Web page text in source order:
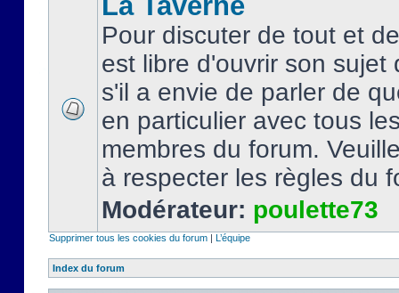
Pour discuter de tout et
est libre d'ouvrir son sujet
s'il a envie de parler de
en particulier avec tous
membres du forum.
à respecter les règles du
Modérateur: poulette73
Supprimer tous les cookies du forum | L’équipe
Index du forum